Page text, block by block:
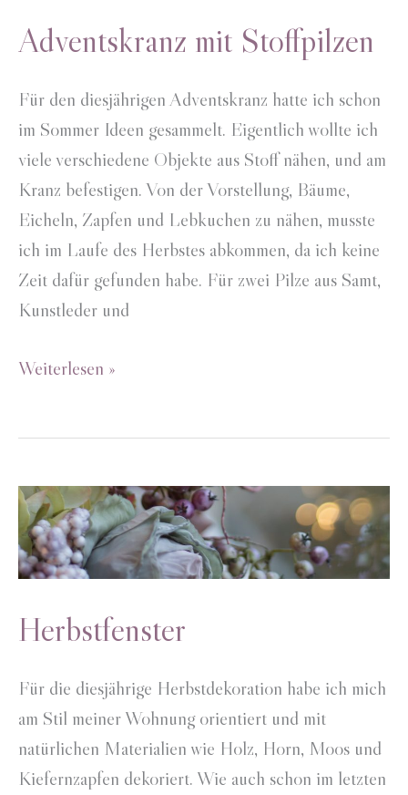
Adventskranz mit Stoffpilzen
Für den diesjährigen Adventskranz hatte ich schon
im Sommer Ideen gesammelt. Eigentlich wollte ich
viele verschiedene Objekte aus Stoff nähen, und am
Kranz befestigen. Von der Vorstellung, Bäume,
Eicheln, Zapfen und Lebkuchen zu nähen, musste
ich im Laufe des Herbstes abkommen, da ich keine
Zeit dafür gefunden habe. Für zwei Pilze aus Samt,
Kunstleder und
Adventskranz
Weiterlesen »
Herbstfenster
Für die diesjährige Herbstdekoration habe ich mich
am Stil meiner Wohnung orientiert und mit
natürlichen Materialien wie Holz, Horn, Moos und
Kiefernzapfen dekoriert. Wie auch schon im letzten